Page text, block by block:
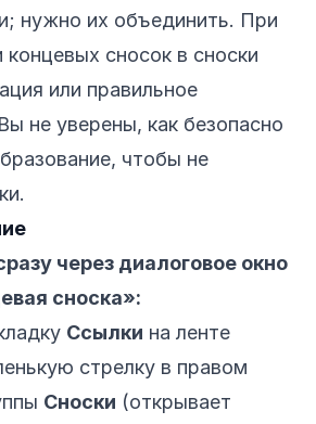
нужно их объединить. При
концевых сносок в сноски
или правильное
не уверены, как безопасно
чтобы не
через диалоговое окно
сноска»:
Ссылки на ленте
стрелку в правом
Сноски (открывает